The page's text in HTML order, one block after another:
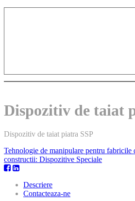
Dispozitiv de taiat
Dispozitiv de taiat piatra SSP
Tehnologie de manipulare pentru fabricile
constructii: Dispozitive Speciale
Descriere
Contacteaza-ne